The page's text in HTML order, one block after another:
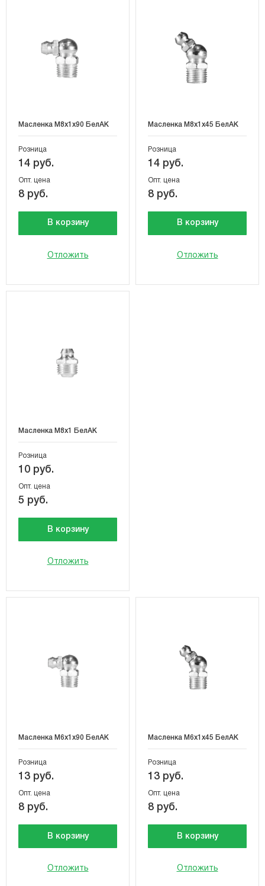
Масленка М8х1х90 БелАК
Розница
14 руб.
Опт. цена
8 руб.
В корзину
Отложить
Масленка М8х1х45 БелАК
Розница
14 руб.
Опт. цена
8 руб.
В корзину
Отложить
Масленка М8х1 БелАК
Розница
10 руб.
Опт. цена
5 руб.
В корзину
Отложить
Масленка М6х1х90 БелАК
Розница
13 руб.
Опт. цена
8 руб.
В корзину
Отложить
Масленка М6х1х45 БелАК
Розница
13 руб.
Опт. цена
8 руб.
В корзину
Отложить